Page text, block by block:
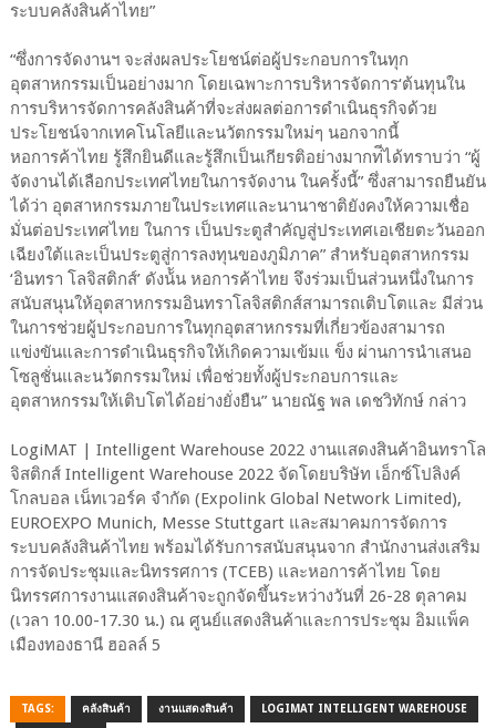
ระบบคลังสินค้าไทย”
“ซึ่งการจัดงานฯ จะส่งผลประโยชน์ต่อผู้ประกอบการในทุก
อุตสาหกรรมเป็นอย่างมาก โดยเฉพาะการบริหารจัดการ‘ต้นทุนใน
การบริหารจัดการคลังสินค้าที่จะส่งผลต่อการดําเนินธุรกิจด้วย
ประโยชน์จากเทคโนโลยีและนวัตกรรมใหม่ๆ นอกจากนี้
หอการค้าไทย รู้สึกยินดีและรู้สึกเป็นเกียรติอย่างมากท่ีได้ทราบว่า “ผู้
จัดงานได้เลือกประเทศไทยในการจัดงาน ในครั้งนี้” ซึ่งสามารถยืนยัน
ได้ว่า อุตสาหกรรมภายในประเทศและนานาชาติยังคงให้ความเชื่อ
มั่นต่อประเทศไทย ในการ เป็นประตูสําคัญสู่ประเทศเอเชียตะวันออก
เฉียงใต้และเป็นประตูสู่การลงทุนของภูมิภาค” สําหรับอุตสาหกรรม
‘อินทรา โลจิสติกส์’ ดังน้ัน หอการค้าไทย จึงร่วมเป็นส่วนหนึ่งในการ
สนับสนุนให้อุตสาหกรรมอินทราโลจิสติกส์สามารถเติบโตและ มีส่วน
ในการช่วยผู้ประกอบการในทุกอุตสาหกรรมที่เกี่ยวข้องสามารถ
แข่งขันและการดําเนินธุรกิจให้เกิดความเข้มแ ข็ง ผ่านการนําเสนอ
โซลูชั่นและนวัตกรรมใหม่ เพื่อช่วยทั้งผู้ประกอบการและ
อุตสาหกรรมให้เติบโตได้อย่างยั่งยืน” นายณัฐ พล เดชวิทักษ์ กล่าว
LogiMAT | Intelligent Warehouse 2022 งานแสดงสินค้าอินทราโล
จิสติกส์ Intelligent Warehouse 2022 จัดโดยบริษัท เอ็กซ์โปลิงค์
โกลบอล เน็ทเวอร์ค จํากัด (Expolink Global Network Limited),
EUROEXPO Munich, Messe Stuttgart และสมาคมการจัดการ
ระบบคลังสินค้าไทย พร้อมได้รับการสนับสนุนจาก สํานักงานส่งเสริม
การจัดประชุมและนิทรรศการ (TCEB) และหอการค้าไทย โดย
นิทรรศการงานแสดงสินค้าจะถูกจัดขึ้นระหว่างวันที่ 26-28 ตุลาคม
(เวลา 10.00-17.30 น.) ณ ศูนย์แสดงสินค้าและการประชุม อิมแพ็ค
เมืองทองธานี ฮอลล์ 5
TAGS: คลังสินค้า งานแสดงสินค้า LOGIMAT INTELLIGENT WAREHOUSE